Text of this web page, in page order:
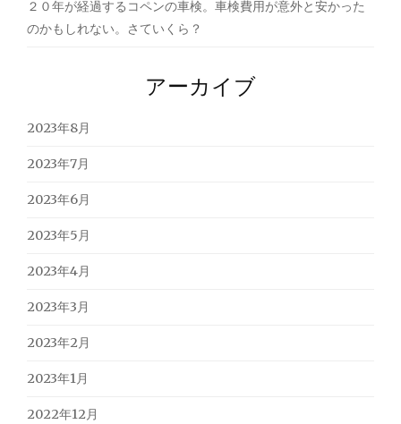
２０年が経過するコペンの車検。車検費用が意外と安かった
のかもしれない。さていくら？
アーカイブ
2023年8月
2023年7月
2023年6月
2023年5月
2023年4月
2023年3月
2023年2月
2023年1月
2022年12月